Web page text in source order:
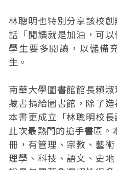
林聰明也特別分享該校
話「閱讀就是加油，可
學生要多閱讀，以儲備
生。
南華大學圖書館館長賴
藏書捐給圖書館，除了
本書更成立「林聰明校
此次最熱門的搶手書區。
冊，有管理、宗教、藝
理學、科技、語文、史